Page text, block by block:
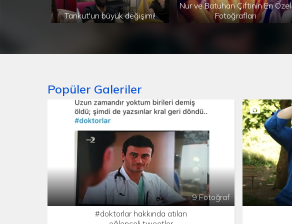
Tankut'un büyük değişimi!
Nur ve Batuhan Çiftinin En Özel
Fotoğrafları
Popüler Galeriler
9 Fotoğraf
#doktorlar hakkında atılan